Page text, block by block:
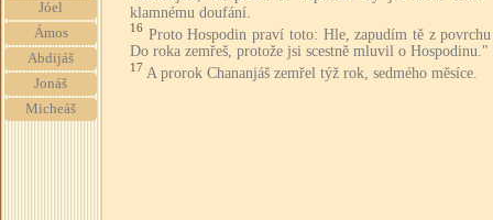
Jóel
Ámos
Abdijáš
Jonáš
Micheáš
klamnému doufání.
16 Proto Hospodin praví toto: Hle, zapudím tě z povrchu
Do roka zemřeš, protože jsi scestně mluvil o Hospodinu."
17 A prorok Chananjáš zemřel týž rok, sedmého měsíce.